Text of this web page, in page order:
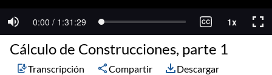
Cálculo de Construcciones, parte 1
Transcripción Compartir Descargar